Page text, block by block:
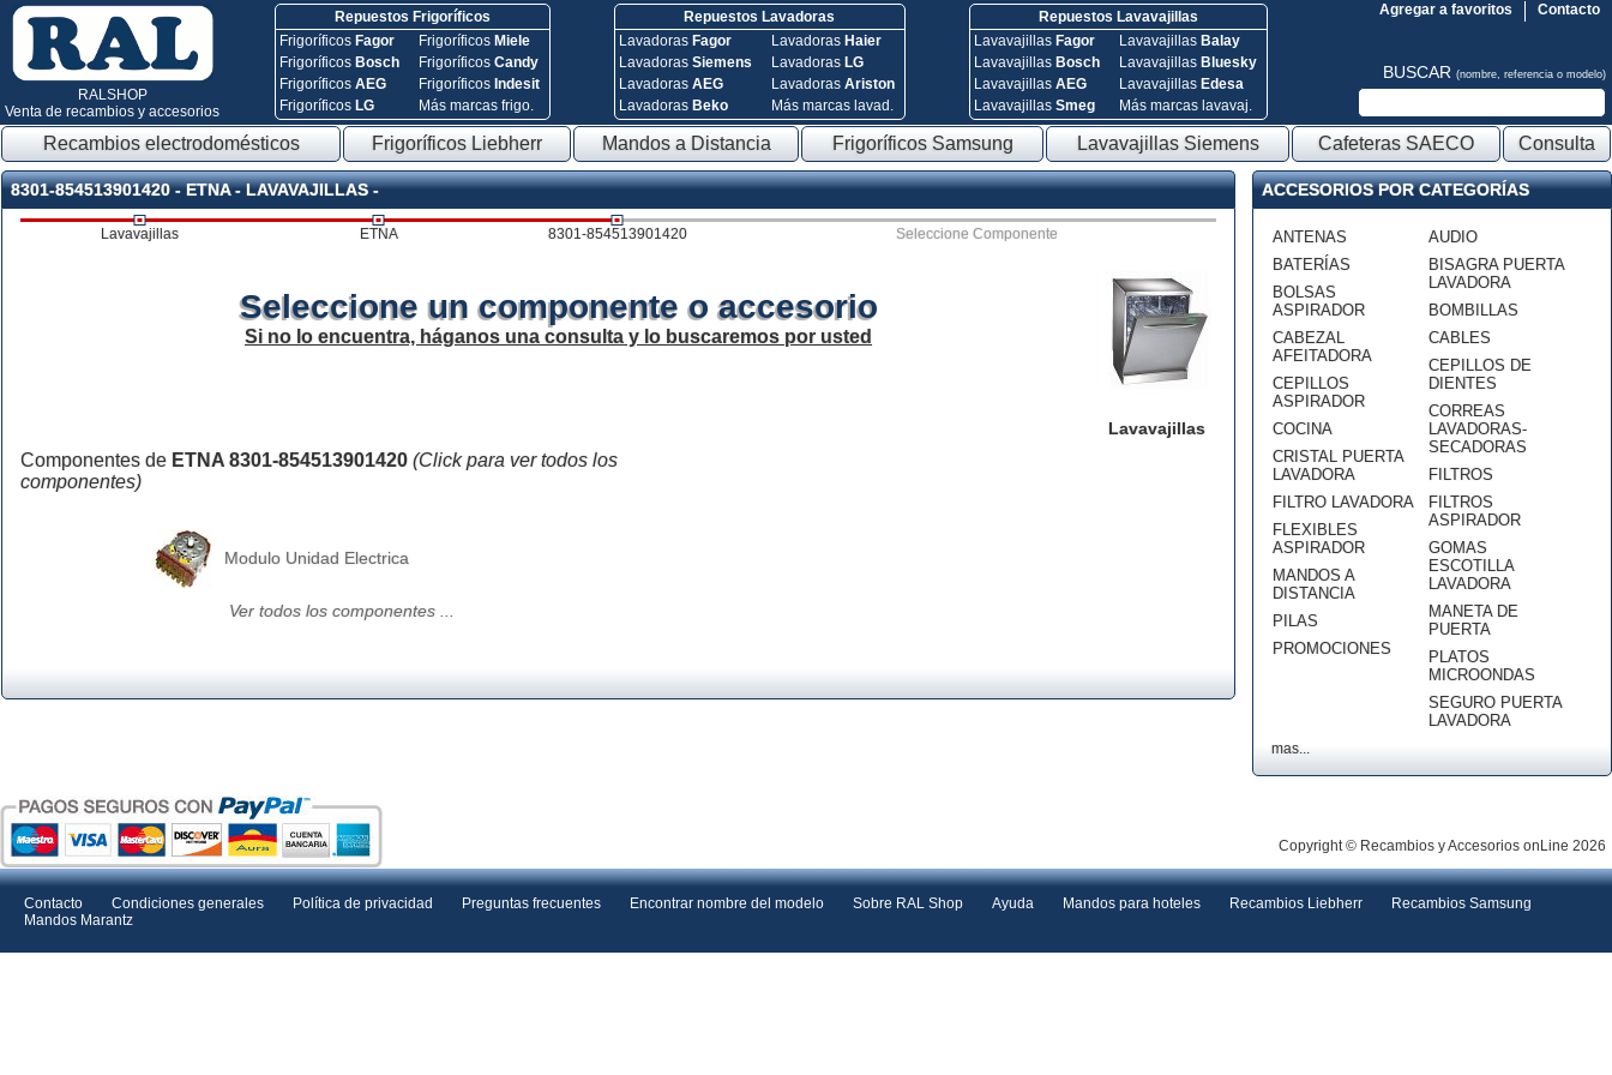
RALSHOP
Venta de recambios y accesorios
Repuestos Frigoríficos
Frigoríficos Fagor
Frigoríficos Bosch
FrigoríficosAEG
Frigoríficos LG
Frigoríficos Miele
FrigoríficosCandy
Frigoríficos Indesit
Más marcas frigo.
Repuestos Lavadoras
Lavadoras Fagor
Lavadoras Siemens
Lavadoras AEG
Lavadoras Beko
Lavadoras Haier
Lavadoras LG
Lavadoras Ariston
Más marcas lavad.
Repuestos Lavavajillas
Lavavajillas Fagor
Lavavajillas Bosch
Lavavajillas AEG
Lavavajillas Smeg
Lavavajillas Balay
Lavavajillas Bluesky
Lavavajillas Edesa
Más marcas lavavaj.
Contacto
Agregar a favoritos
BUSCAR (nombre, referencia o modelo)
Recambios electrodomésticos Frigoríficos Liebherr Mandos a Distancia Frigoríficos Samsung Lavavajillas Siemens Cafeteras SAECO Consulta
8301-854513901420 - ETNA - LAVAVAJILLAS -
Lavavajillas ETNA 8301-854513901420 Seleccione Componente
Lavavajillas
Seleccione un componente o accesorio
Si no lo encuentra, háganos una consulta y lo buscaremos por usted
Componentes de ETNA 8301-854513901420 (Click para ver todos los
componentes)
Modulo Unidad Electrica
Ver todos los componentes ...
ACCESORIOS POR CATEGORÍAS
ANTENAS
BATERÍAS
BOLSAS
ASPIRADOR
CABEZAL
AFEITADORA
CEPILLOS
ASPIRADOR
COCINA
CRISTAL PUERTA
LAVADORA
FILTRO LAVADORA
FLEXIBLES
ASPIRADOR
MANDOS A
DISTANCIA
PILAS
PROMOCIONES
AUDIO
BISAGRA PUERTA
LAVADORA
BOMBILLAS
CABLES
CEPILLOS DE
DIENTES
CORREAS
LAVADORAS-
SECADORAS
FILTROS
FILTROS
ASPIRADOR
GOMAS
ESCOTILLA
LAVADORA
MANETA DE
PUERTA
PLATOS
MICROONDAS
SEGURO PUERTA
LAVADORA
mas...
Copyright © Recambios y Accesorios onLine 2026
Contacto Condiciones generales Política de privacidad Preguntas frecuentes Encontrar nombre del modelo Sobre RAL Shop Ayuda Mandos para hoteles Recambios Liebherr
Recambios Samsung
Mandos Marantz